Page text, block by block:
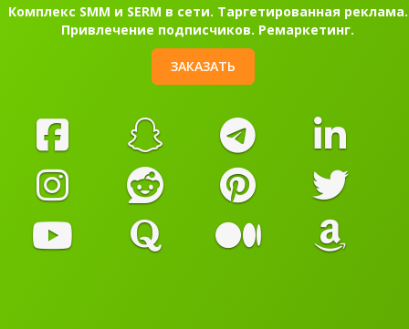
Комплекс SMM и SERM в сети. Таргетированная реклама.
Привлечение подписчиков. Ремаркетинг.
ЗАКАЗАТЬ